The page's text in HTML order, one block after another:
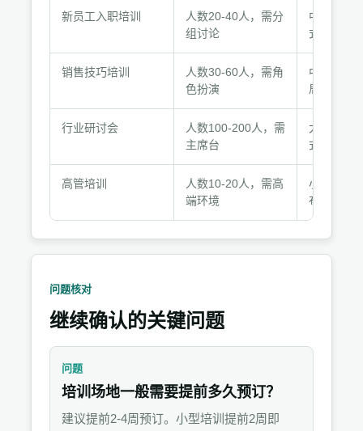
荐
合
新员工入职培训
人数20-40人，需分
组讨论
中型培训
式布局，
销售技巧培训
人数30-60人，需角
色扮演
中型培训
局，配移
行业研讨会
人数100-200人，需
主席台
大型会议
式布局，
高管培训
人数10-20人，需高
端环境
小型会议
布局，配
问题核对
继续确认的关键问题
问题
培训场地一般需要提前多久预订？
建议提前2-4周预订。小型培训提前2周即